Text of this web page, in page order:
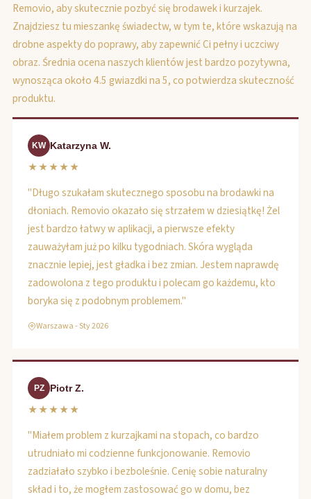
Removio, aby skutecznie pozbyć się brodawek i kurzajek.
Znajdziesz tu mieszankę świadectw, w tym te, które wskazują na
drobne aspekty do poprawy, aby zapewnić Ci pełny i uczciwy
obraz. Średnia ocena naszych klientów jest bardzo pozytywna,
wynosząca około 4.5 gwiazdki na 5, co potwierdza skuteczność
produktu.
KW Katarzyna W.
★★★★★
"Długo szukałam skutecznego sposobu na brodawki na
dłoniach. Removio okazało się strzałem w dziesiątkę! Żel
jest bardzo łatwy w aplikacji, a pierwsze efekty
zauważyłam już po kilku tygodniach. Skóra wygląda
znacznie lepiej, jest gładka i bez zmian. Jestem naprawdę
zadowolona z tego produktu i polecam go każdemu, kto
boryka się z podobnym problemem."
Warszawa - Sty 2026
PZ Piotr Z.
★★★★★
"Miałem problem z kurzajkami na stopach, co bardzo
utrudniało mi codzienne funkcjonowanie. Removio
zadziałało szybko i bezboleśnie. Cenię sobie naturalny
skład i to, że mogłem zastosować go w domu, bez